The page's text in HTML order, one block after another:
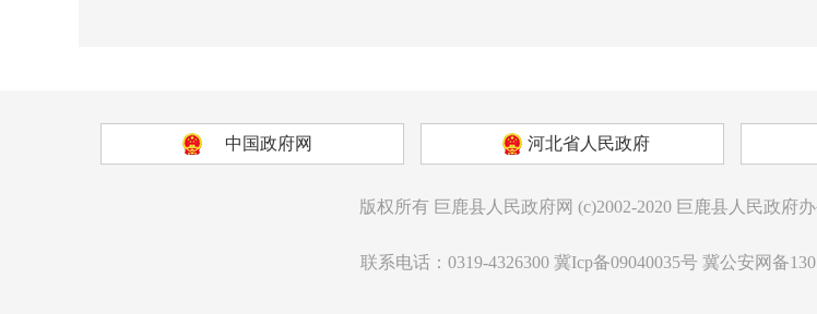
中国政府网 河北省人民政府
版权所有 巨鹿县人民政府网 (c)2002-2020 巨鹿县人民政府
联系电话：0319-4326300 冀Icp备09040035号 冀公安网备